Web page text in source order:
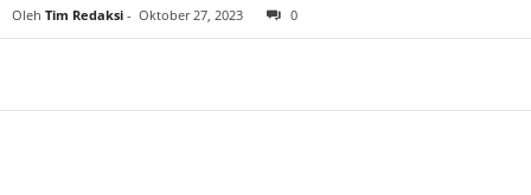
Oleh Tim Redaksi - Oktober 27, 2023 0